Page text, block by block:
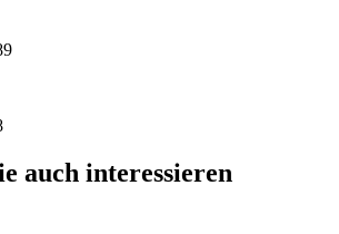
auch interessieren